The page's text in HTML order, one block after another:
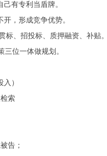
有专利当盾牌。
，形成竞争优势。
标、招投标、质押融资、补贴。
位一体做规划。
）
索
告；